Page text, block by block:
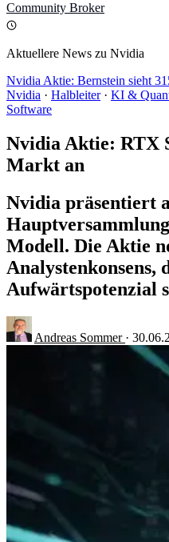
Community Broker
Aktuellere News zu Nvidia
Nvidia Aktie: Bernstein sieht
Nvidia · Halbleiter · KI &
Software
Nvidia Aktie: RTX
Markt an
Nvidia präsentiert
Modell. Die Aktie
Analystenkonsens,
Aufwärtspotenzial
Andreas Sommer ·